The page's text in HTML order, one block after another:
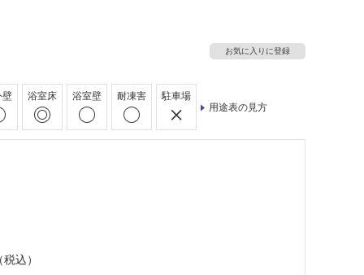
お気に入りに登録
壁 浴室床 浴室壁 耐凍害
駐車場
用途表の見方
込）